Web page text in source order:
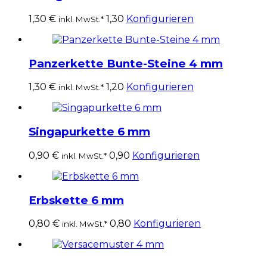
1,30 € inkl. MwSt.* 1,30 Konfigurieren
Panzerkette Bunte-Steine 4 mm
1,30 € inkl. MwSt.* 1,20 Konfigurieren
Singapurkette 6 mm
0,90 € inkl. MwSt.* 0,90 Konfigurieren
Erbskette 6 mm
0,80 € inkl. MwSt.* 0,80 Konfigurieren